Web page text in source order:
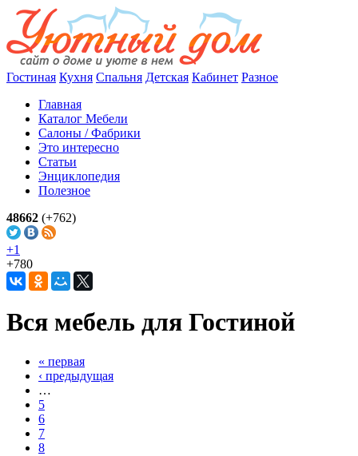
Гостиная Кухня Спальня Детская Кабинет Разное
Главная
Каталог Мебели
Салоны / Фабрики
Это интересно
Статьи
Энциклопедия
Полезное
48662 (+762)
+1
+780
Вся мебель для Гостиной
« первая
‹ предыдущая
…
5
6
7
8